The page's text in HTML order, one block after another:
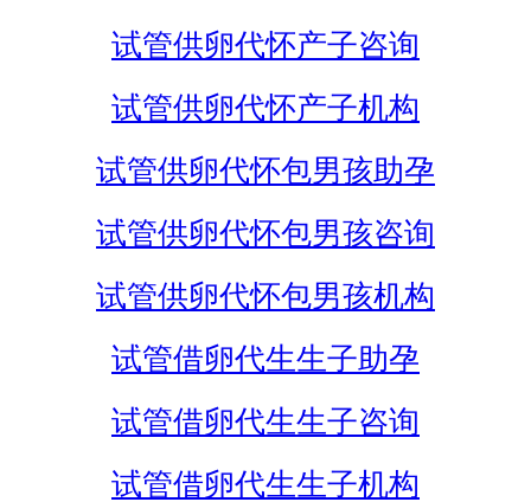
试管供卵代怀产子咨询
试管供卵代怀产子机构
试管供卵代怀包男孩助孕
试管供卵代怀包男孩咨询
试管供卵代怀包男孩机构
试管借卵代生生子助孕
试管借卵代生生子咨询
试管借卵代生生子机构